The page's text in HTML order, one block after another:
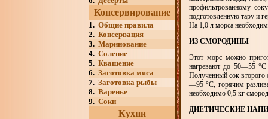
Консервирование
1. Общие правила
2. Консервация
3. Маринование
4. Соление
5. Квашение
6. Заготовка мяса
7. Заготовка рыбы
8. Варенье
9. Соки
Кухни
профильтрованному
подготовленную тару и
На 1,0 л морса
ИЗ СМОРОДИНЫ
Этот морс можно
нагревают до 50—55
Полученный сок второго
—95 °С, горячим
необходимо 0,5 кг
ДИЕТИЧЕСКИЕ